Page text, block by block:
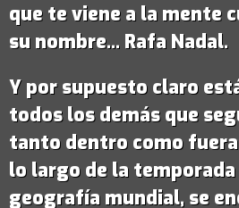
que te viene a la mente
su nombre... Rafa Nadal.
Y por supuesto claro
todos los demás que
tanto dentro como
lo largo de la
geografía mundial, se